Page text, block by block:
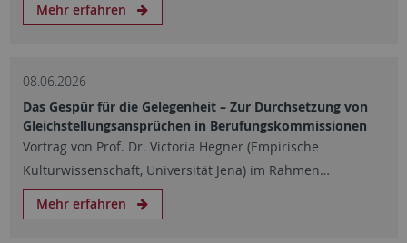
Mehr erfahren
08.06.2026
Das Gespür für die Gelegenheit – Zur Durchsetzung von
Gleichstellungsansprüchen in Berufungskommissionen
Vortrag von Prof. Dr. Victoria Hegner (Empirische
Kulturwissenschaft, Universität Jena) im Rahmen…
Mehr erfahren